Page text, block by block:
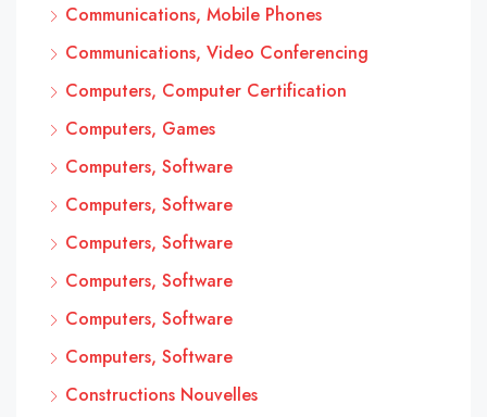
Communications, Mobile Phones
Communications, Video Conferencing
Computers, Computer Certification
Computers, Games
Computers, Software
Computers, Software
Computers, Software
Computers, Software
Computers, Software
Computers, Software
Constructions Nouvelles